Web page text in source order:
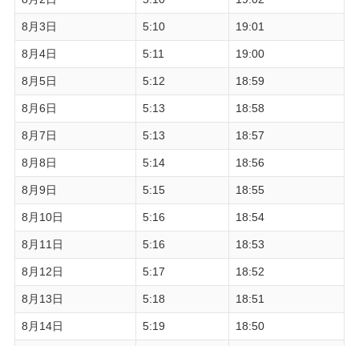
8月3日 5:10 19:01
8月4日 5:11 19:00
8月5日 5:12 18:59
8月6日 5:13 18:58
8月7日 5:13 18:57
8月8日 5:14 18:56
8月9日 5:15 18:55
8月10日 5:16 18:54
8月11日 5:16 18:53
8月12日 5:17 18:52
8月13日 5:18 18:51
8月14日 5:19 18:50